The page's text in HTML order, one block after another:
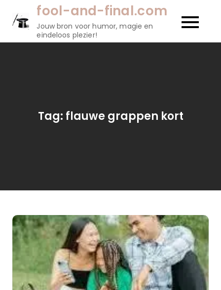
fool-and-final.com
Jouw bron voor humor, magie en
eindeloos plezier!
Tag: flauwe grappen kort